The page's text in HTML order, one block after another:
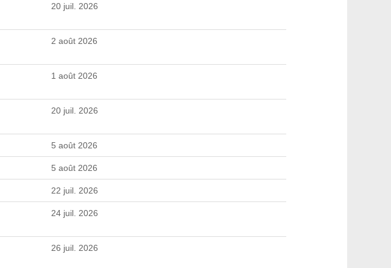
20 juil. 2026
2 août 2026
1 août 2026
20 juil. 2026
5 août 2026
5 août 2026
22 juil. 2026
24 juil. 2026
26 juil. 2026